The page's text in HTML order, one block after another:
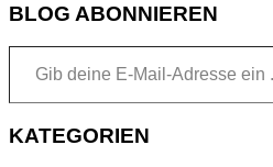
BLOG ABONNIEREN
Gib deine E-Mail-Adresse ein ...
KATEGORIEN